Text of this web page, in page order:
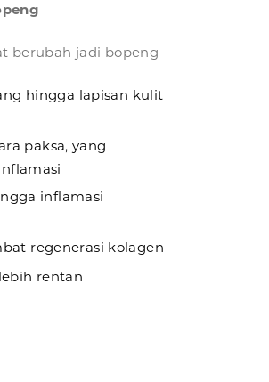
berubah jadi bopeng
hingga lapisan kulit
paksa, yang
inflamasi
regenerasi kolagen
rentan